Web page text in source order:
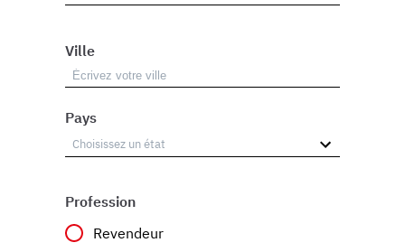
Ville
Pays
Profession
Revendeur